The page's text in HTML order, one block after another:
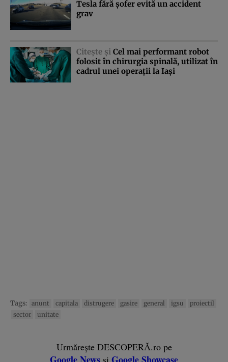
Tesla fără şofer evită un accident
grav
Citeşte şi Cel mai performant robot
folosit în chirurgia spinală, utilizat în
cadrul unei operaţii la Iaşi
Tags: anunt capitala distrugere gasire general igsu
proiectil
sector
unitate
Urmărește DESCOPERĂ.ro pe
Google News și Google Showcase